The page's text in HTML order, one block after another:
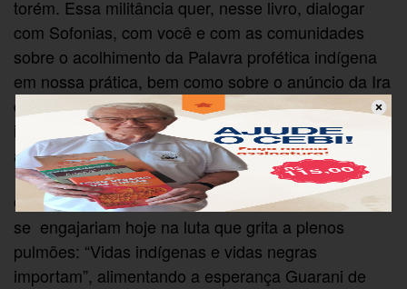
torém. Essa militância quer, nesse livro, dialogar
com Sofonias, com você e com as comunidades
sobre o acolhimento da Palavra profética indígena
em nossa prática, bem como sobre o anúncio da Ira
de Javé para os que promovem o genocídio
indígena através da pandemia da covid-19 e do
assassinato de suas lideranças.
Quer conversar ainda sobre como Sofonias e Jesus
se engajariam hoje na luta que grita a plenos
pulmões: “Vidas indígenas e vidas negras
importam”, alimentando a esperança Guarani de